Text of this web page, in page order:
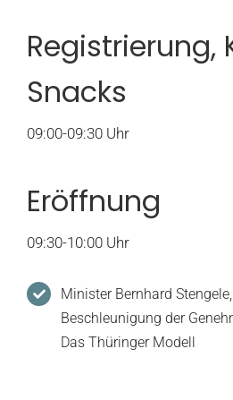
Registrierung,
Snacks
09:00-09:30 Uhr
Eröffnung
09:30-10:00 Uhr
Minister Bernhard
Beschleunigung der
Das Thüringer Modell